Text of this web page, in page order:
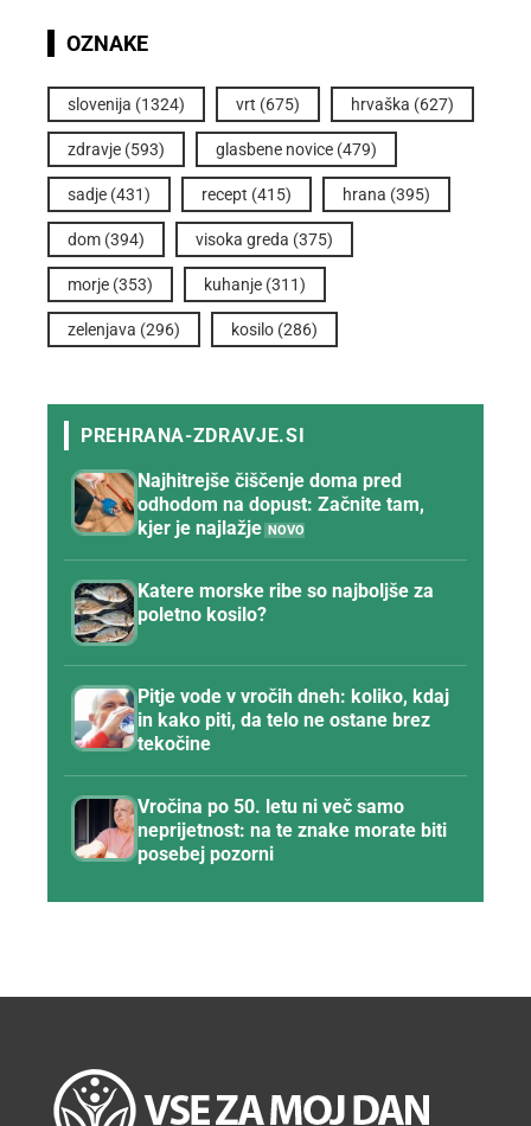
OZNAKE
slovenija (1324) vrt (675) hrvaška (627)
zdravje (593) glasbene novice (479)
sadje (431) recept (415) hrana (395)
dom (394) visoka greda (375)
morje (353) kuhanje (311)
zelenjava (296) kosilo (286)
Najhitrejše čiščenje doma pred
odhodom na dopust: Začnite tam,
kjer je najlažje
Katere morske ribe so najboljše za
poletno kosilo?
Pitje vode v vročih dneh: koliko, kdaj
in kako piti, da telo ne ostane brez
tekočine
Vročina po 50. letu ni več samo
neprijetnost: na te znake morate biti
posebej pozorni